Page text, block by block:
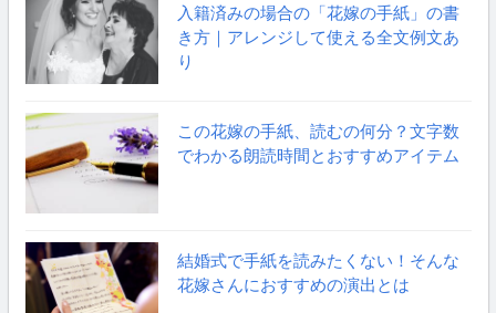
入籍済みの場合の「花嫁の手紙」の書
き方｜アレンジして使える全文例文あ
り
この花嫁の手紙、読むの何分？文字数
でわかる朗読時間とおすすめアイテム
結婚式で手紙を読みたくない！そんな
花嫁さんにおすすめの演出とは